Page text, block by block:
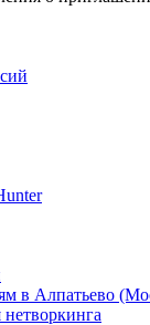
в Алпатьево
нетворкинга